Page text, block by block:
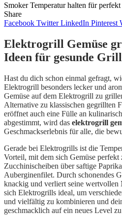
Smoker Temperatur halten für
Share
Facebook Twitter LinkedIn Pinterest
Elektrogrill Gemüse
Ideen für gesunde
Hast du dich schon einmal gefragt,
Elektrogrill besonders lecker und
Gemüse auf dem Elektrogrill zu
Alternative zu klassischen gegrillten
eröffnet auch eine Fülle an
abgestimmt, wird das elektrogrill
Geschmackserlebnis für alle, die
Gerade bei Elektrogrills ist die
Vorteil, mit dem sich Gemüse perfekt
Zucchinischeiben über saftige
Auberginenfilet. Durch schonendes
knackig und verliert seine wertvollen
sich Elektrogrills ideal, um
und vielfältig zu kombinieren und
geschmacklich auf ein neues Level